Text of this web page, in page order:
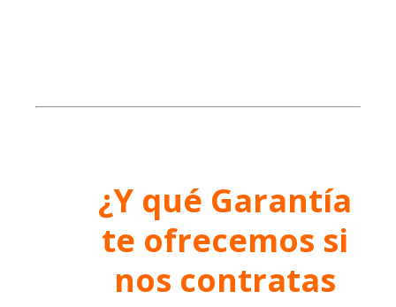
¿Y qué Garantía
te ofrecemos si
nos contratas